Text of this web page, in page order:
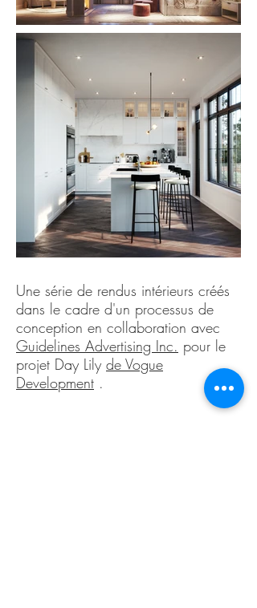
Une série de rendus intérieurs créés
dans le cadre d'un processus de
conception en collaboration avec
Guidelines Advertising Inc. pour le
projet Day Lily de Vogue
Development .